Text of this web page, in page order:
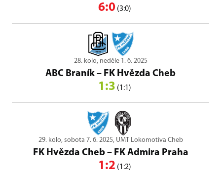
6:0 (3:0)
28. kolo, neděle 1. 6. 2025
ABC Braník – FK Hvězda Cheb
1:3 (1:1)
29. kolo, sobota 7. 6. 2025, UMT Lokomotiva Cheb
FK Hvězda Cheb– FK Admira Praha
1:2 (1:2)